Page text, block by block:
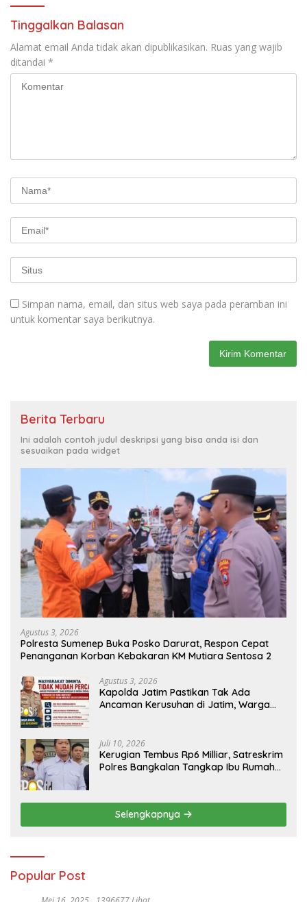
Tinggalkan Balasan
Alamat email Anda tidak akan dipublikasikan. Ruas yang wajib
ditandai *
Simpan nama, email, dan situs web saya pada peramban ini
untuk komentar saya berikutnya.
Berita Terbaru
Ini adalah contoh judul deskripsi yang bisa anda isi dan
sesuaikan pada widget
Agustus 3, 2026
Polresta Sumenep Buka Posko Darurat, Respon Cepat
Penanganan Korban Kebakaran KM Mutiara Sentosa 2
Agustus 3, 2026
Kapolda Jatim Pastikan Tak Ada
Ancaman Kerusuhan di Jatim, Warga
Juli 10, 2026
Kerugian Tembus Rp6 Milliar, Satreskrim
Polres Bangkalan Tangkap Ibu Rumah
Selengkapnya
Popular Post